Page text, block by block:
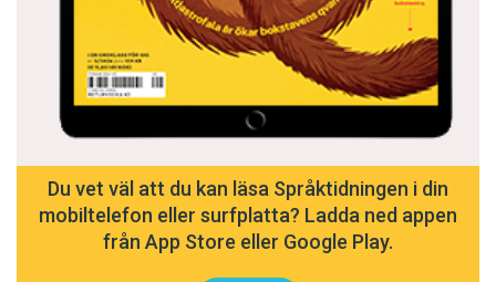
Du vet väl att du kan läsa Språktidningen i din
mobiltelefon eller surfplatta? Ladda ned appen
från App Store eller Google Play.